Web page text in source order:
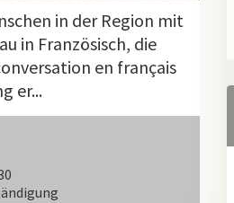
in der Region mit
in Französisch, die
en français
er...